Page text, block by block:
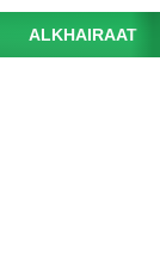
ALKHAIRAAT